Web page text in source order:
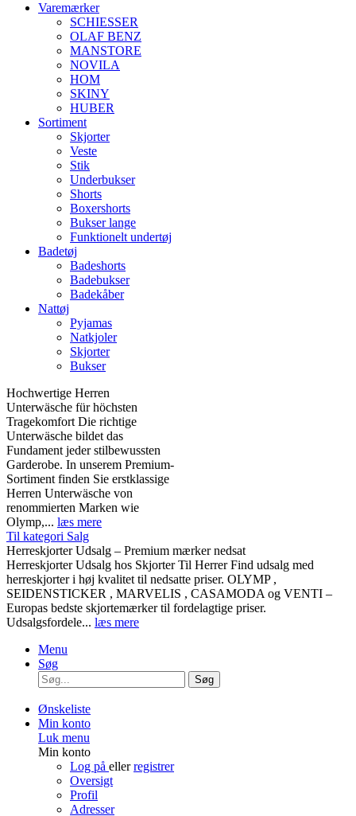
Varemærker
SCHIESSER
OLAF BENZ
MANSTORE
NOVILA
HOM
SKINY
HUBER
Sortiment
Skjorter
Veste
Stik
Underbukser
Shorts
Boxershorts
Bukser lange
Funktionelt undertøj
Badetøj
Badeshorts
Badebukser
Badekåber
Nattøj
Pyjamas
Natkjoler
Skjorter
Bukser
Hochwertige Herren
Unterwäsche für höchsten
Tragekomfort Die richtige
Unterwäsche bildet das
Fundament jeder stilbewussten
Garderobe. In unserem Premium-
Sortiment finden Sie erstklassige
Herren Unterwäsche von
renommierten Marken wie
Olymp,... læs mere
Til kategori Salg
Herreskjorter Udsalg – Premium mærker nedsat
Herreskjorter Udsalg hos Skjorter Til Herrer Find udsalg med
herreskjorter i høj kvalitet til nedsatte priser. OLYMP ,
SEIDENSTICKER , MARVELIS , CASAMODA og VENTI –
Europas bedste skjortemærker til fordelagtige priser.
Udsalgsfordele... læs mere
Menu
Søg
Søg
Ønskeliste
Min konto
Luk menu
Min konto
Log på ellerregistrer
Oversigt
Profil
Adresser